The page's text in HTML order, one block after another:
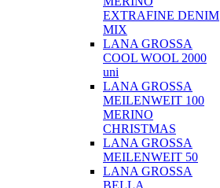
EXTRAFINE DENIM
MIX
LANA GROSSA
COOL WOOL 2000
uni
LANA GROSSA
MEILENWEIT 100
MERINO
CHRISTMAS
LANA GROSSA
MEILENWEIT 50
LANA GROSSA
BELLA